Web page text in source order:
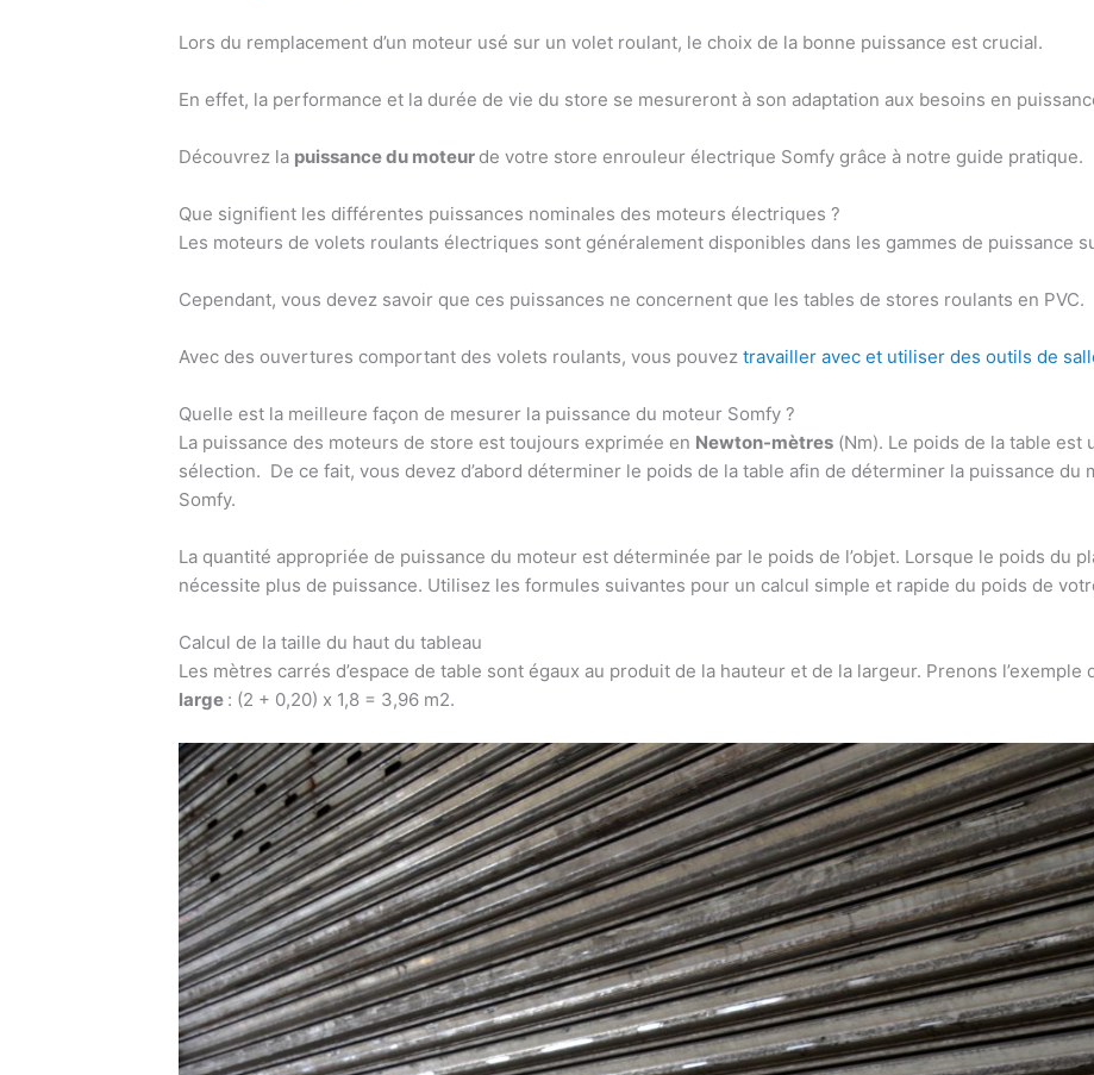
Lors du remplacement d’un moteur usé sur un volet roulant, le choix de la bonne puissance est crucial.
En effet, la performance et la durée de vie du store se mesureront à son adaptation aux besoins en
Découvrez la puissance du moteur de votre store enrouleur électrique Somfy grâce à notre guide pratique.
Que signifient les différentes puissances nominales des moteurs électriques ?
Les moteurs de volets roulants électriques sont généralement disponibles dans les gammes de puissance
Cependant, vous devez savoir que ces puissances ne concernent que les tables de stores roulants en PVC.
Avec des ouvertures comportant des volets roulants, vous pouvez travailler avec et utiliser des outils de
Quelle est la meilleure façon de mesurer la puissance du moteur Somfy ?
La puissance des moteurs de store est toujours exprimée en Newton-mètres(Nm). Le poids de la table est
sélection. De ce fait, vous devez d’abord déterminer le poids de la table afin de déterminer la puissance
Somfy.
La quantité appropriée de puissance du moteur est déterminée par le poids de l’objet. Lorsque le poids du
nécessite plus de puissance. Utilisez les formules suivantes pour un calcul simple et rapide du poids de
Calcul de la taille du haut du tableau
Les mètres carrés d’espace de table sont égaux au produit de la hauteur et de la largeur. Prenons l’exemple
large : (2 + 0,20) x 1,8 = 3,96 m2.